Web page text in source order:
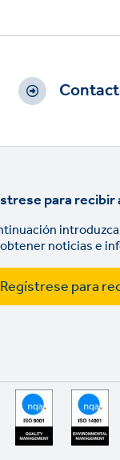
para
noticias e
Regístrese para